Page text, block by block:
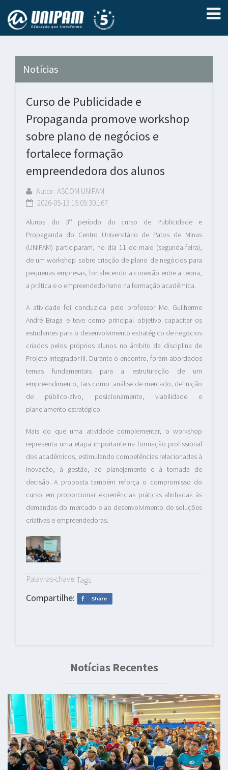
Notícias
Curso de Publicidade e
Propaganda promove workshop
sobre plano de negócios e
fortalece formação
empreendedora dos alunos
Autor: ASCOM UNIPAM
2026-05-13 15:05:30.167
Alunos do 3º período do curso de Publicidade e
Propaganda do Centro Universitário de Patos de Minas
(UNIPAM) participaram, no dia 11 de maio (segunda-feira),
de um workshop sobre criação de plano de negócios para
pequenas empresas, fortalecendo a conexão entre a teoria,
a prática e o empreendedorismo na formação acadêmica.
A atividade foi conduzida pelo professor Me. Guilherme
André Braga e teve como principal objetivo capacitar os
estudantes para o desenvolvimento estratégico de negócios
criados pelos próprios alunos no âmbito da disciplina de
Projeto Integrador III. Durante o encontro, foram abordados
temas fundamentais para a estruturação de um
empreendimento, tais como: análise de mercado, definição
de público-alvo, posicionamento, viabilidade e
planejamento estratégico.
Mais do que uma atividade complementar, o workshop
representa uma etapa importante na formação profissional
dos acadêmicos, estimulando competências relacionadas à
inovação, à gestão, ao planejamento e à tomada de
decisão. A proposta também reforça o compromisso do
curso em proporcionar experiências práticas alinhadas às
demandas do mercado e ao desenvolvimento de soluções
criativas e empreendedoras.
Palavras-chave: Tags:
Compartilhe:
Notícias Recentes